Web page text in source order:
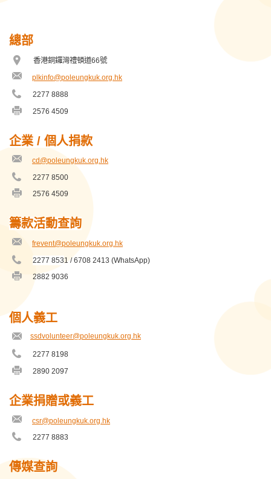
保良局廖烈正幼稚園
保良局建造商會學校
保良局張心瑜幼稚園
保良局張潘美意幼稚園
保良局彩頤居綜合健康中心
保良局志豪小學
保良局思培基金教育服務中心
保良局方王換娣幼稚園
保良局方王錦全小學
保良局曹金霖夫人幼稚園
保良局曹金霖幼兒學習中心
保良局曾星如幼稚園
總部
地
址
香港銅鑼灣禮頓道66號
電
郵
址
plkinfo@poleungkuk.org.hk
電
話
號
2277 8888
傳
號
碼
2576 4509
企業 / 個人捐款
電
郵
址
cd@poleungkuk.org.hk
電
話
2277 8500
傳
號
碼
2576 4509
籌款活動查詢
電
郵
址
frevent@poleungkuk.org.hk
電
話
2277 8531 / 6708 2413 (WhatsApp)
傳
碼
2882 9036
個人義工
ssdvolunteer@poleungkuk.org.hk
電
話
號
2277 8198
傳
號
碼
2890 2097
企業捐贈或義工
電
郵
csr@poleungkuk.org.hk
電
號
碼
2277 8883
傳媒查詢